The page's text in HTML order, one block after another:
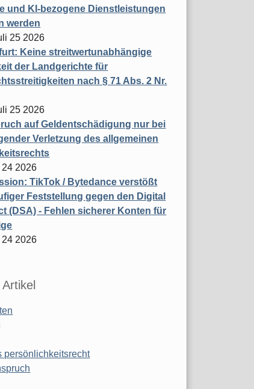
und KI-bezogene Dienstleistungen
werden
25 2026
Keine streitwertunabhängige
der Landgerichte für
nach § 71 Abs. 2 Nr.
25 2026
auf Geldentschädigung nur bei
Verletzung des allgemeinen
24 2026
TikTok / Bytedance verstößt
Feststellung gegen den Digital
(DSA) - Fehlen sicherer Konten für
24 2026
persönlichkeitsrecht